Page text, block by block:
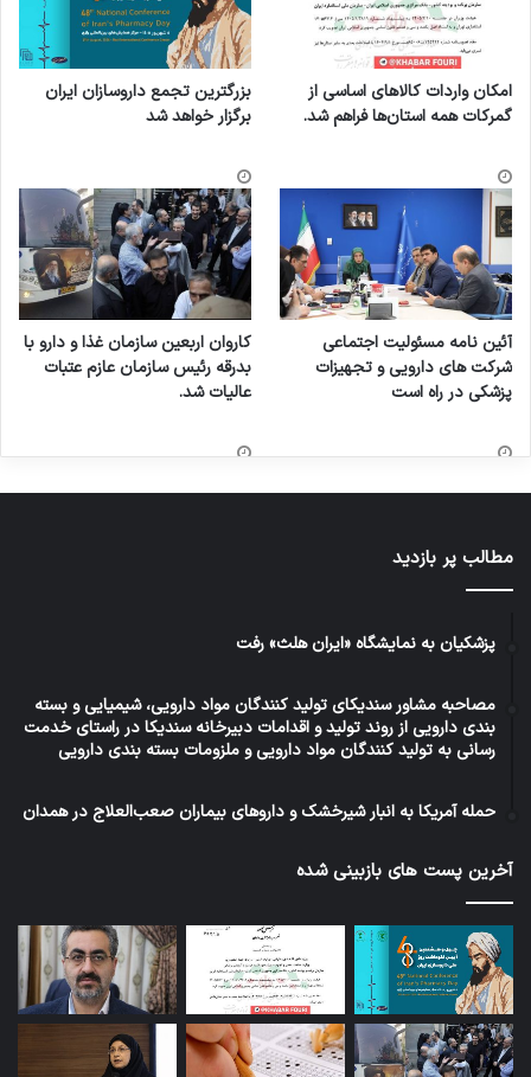
امکان واردات کالاهای اساسی از
گمرکات همه استان‌ها فراهم شد.
بزرگترین تجمع داروسازان ایران
برگزار خواهد شد
آئین نامه مسئولیت اجتماعی
شرکت های دارویی و تجهیزات
پزشکی در راه است
کاروان اربعین سازمان غذا و دارو با
بدرقه رئیس سازمان عازم عتبات
عالیات شد.
مطالب پر بازدید
پزشکیان به نمایشگاه «ایران هلث» رفت
مصاحبه مشاور سندیکای تولید کنندگان مواد دارویی، شیمیایی و بسته
بندی دارویی از روند تولید و اقدامات دبیرخانه سندیکا در راستای خدمت
رسانی به تولید کنندگان مواد دارویی و ملزومات بسته بندی دارویی
حمله آمریکا به انبار شیرخشک و داروهای بیماران صعب‌العلاج در همدان
آخرین پست های بازبینی شده